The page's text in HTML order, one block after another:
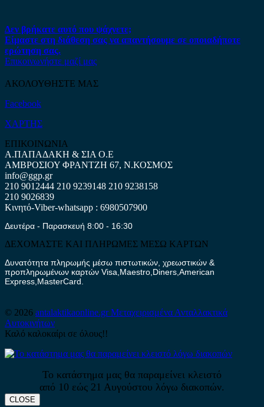
Δεν βρήκατε αυτό που ψάχνετε;
Είμαστε στη διάθεση σας να απαντήσουμε σε οποιαδήποτε
ερώτηση σας.
Επικοινωνήστε μαζί μας
ΑΚΟΛΟΥΘΗΣΤΕ ΜΑΣ
Facebook
ΧΑΡΤΗΣ
ΕΠΙΚΟΙΝΩΝΙΑ
Α.ΠΑΠΑΔΑΚΗ & ΣΙΑ Ο.Ε
ΑΜΒΡΟΣΙΟΥ ΦΡΑΝΤΖΗ 67, Ν.ΚΟΣΜΟΣ
info@ggp.gr
210 9012444 210 9239148 210 9238158
210 9026839
Κινητό-Viber-whatsapp : 6980507900
Δευτέρα - Παρασκευή 8:00 - 16:30
ΔΕΧΟΜΑΣΤΕ ΚΑΙ ΠΛΗΡΩΜΕΣ ΜΕΣΩ ΚΑΡΤΩΝ
Δυνατότητα πληρωμής μέσω πιστωτικών, χρεωστικών &
προπληρωμένων καρτών Visa,Maestro,Diners,American
Express,MasterCard.
© 2026 antalaktikaonline.grΜεταχειρισμένα Ανταλλακτικά
Αυτοκινήτων
Καλό καλοκαίρι σε όλους!!
Το κατάστημα μας θα παραμείνει κλειστό
από 10 εώς 21 Αυγούστου λόγω διακοπών.
CLOSE